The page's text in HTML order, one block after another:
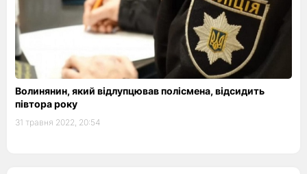
Волинянин, який відлупцював полісмена, відсидить
півтора року
31 травня 2022, 20:54